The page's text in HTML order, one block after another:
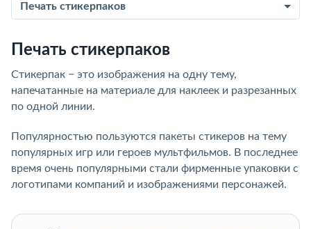
Печать стикерпаков
Печать стикерпаков
Стикерпак − это изображения на одну тему,
напечатанные на материале для наклеек и разрезанных
по одной линии.
Популярностью пользуются пакеты стикеров на тему
популярных игр или героев мультфильмов. В последнее
время очень популярными стали фирменные упаковки с
логотипами компаний и изображениями персонажей.